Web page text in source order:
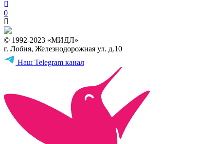
0
© 1992-2023 «МИДЛ»
г. Лобня, Железнодорожная ул. д.10
Наш Telegram канал